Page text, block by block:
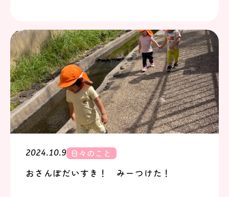
2024.10.9 日々のこと
おさんぽだいすき！ みーつけた！